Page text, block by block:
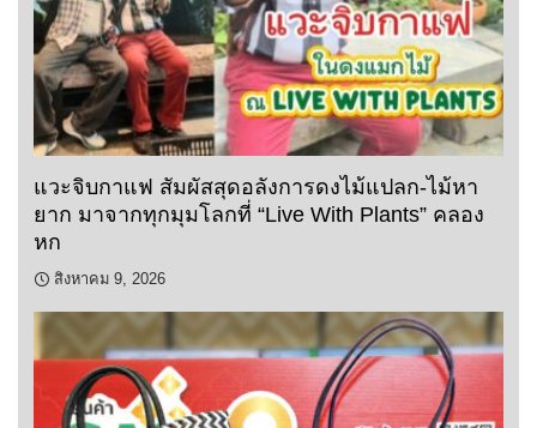
แวะจิบกาแฟ สัมผัสสุดอลังการดงไม้แปลก-ไม้หา
ยาก มาจากทุกมุมโลกที่ “Live With Plants” คลอง
หก
สิงหาคม 9, 2026